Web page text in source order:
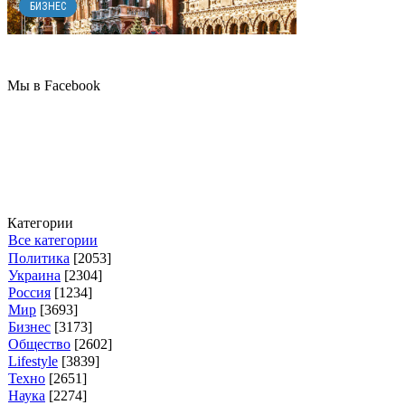
БИЗНЕС
Мы в Facebook
Категории
Все категории
Политика [2053]
Украина [2304]
Россия [1234]
Мир [3693]
Бизнес [3173]
Общество [2602]
Lifestyle [3839]
Техно [2651]
Наука [2274]